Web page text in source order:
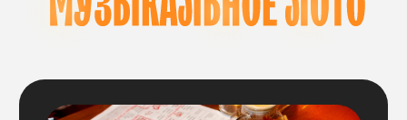
на необходимое количество участников: